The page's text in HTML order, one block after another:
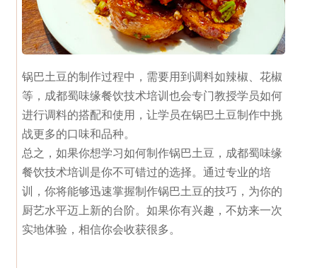
锅巴土豆的制作过程中，需要用到调料如辣椒、花椒
等，成都蜀味缘餐饮技术培训也会专门教授学员如何
进行调料的搭配和使用，让学员在锅巴土豆制作中挑
战更多的口味和品种。
总之，如果你想学习如何制作锅巴土豆，成都蜀味缘
餐饮技术培训是你不可错过的选择。通过专业的培
训，你将能够迅速掌握制作锅巴土豆的技巧，为你的
厨艺水平迈上新的台阶。如果你有兴趣，不妨来一次
实地体验，相信你会收获很多。